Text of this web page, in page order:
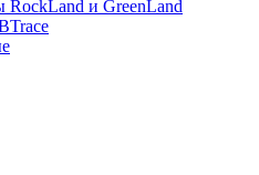
RockLand и GreenLand